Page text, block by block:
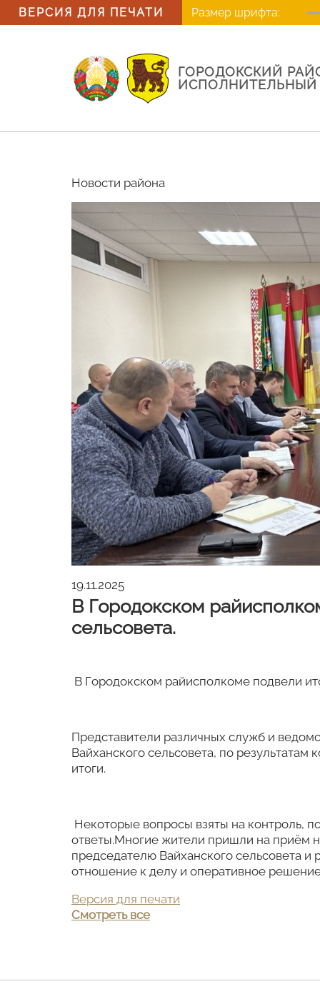
ВЕРСИЯ ДЛЯ ПЕЧАТИ Размер шрифта:
ГОРОДОКСКИЙ
ИСПОЛНИТЕЛЬНЫЙ
Новости района
19.11.2025
В Городокском
сельсовета.
В Городокском райисполкоме подвели
Представители различных служб и
Вайханского сельсовета, по
итоги.
Некоторые вопросы взяты на контроль,
ответы.Многие жители пришли на приём
председателю Вайханского сельсовета
отношение к делу и оперативное
Версия для печати
Смотреть все